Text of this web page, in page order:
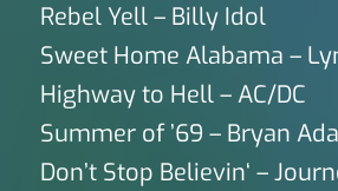
Rebel Yell – Billy Idol
Sweet Home Alabama –
Highway to Hell – AC/DC
Summer of ’69 – Bryan
Don’t Stop Believin‘ –